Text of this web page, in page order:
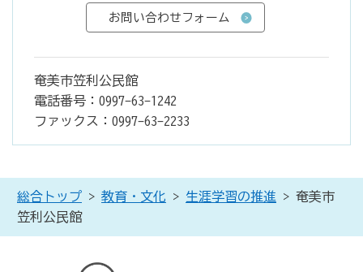
奄美市笠利公民館
電話番号：0997-63-1242
ファックス：0997-63-2233
総合トップ > 教育・文化 > 生涯学習の推進 > 奄美市
笠利公民館